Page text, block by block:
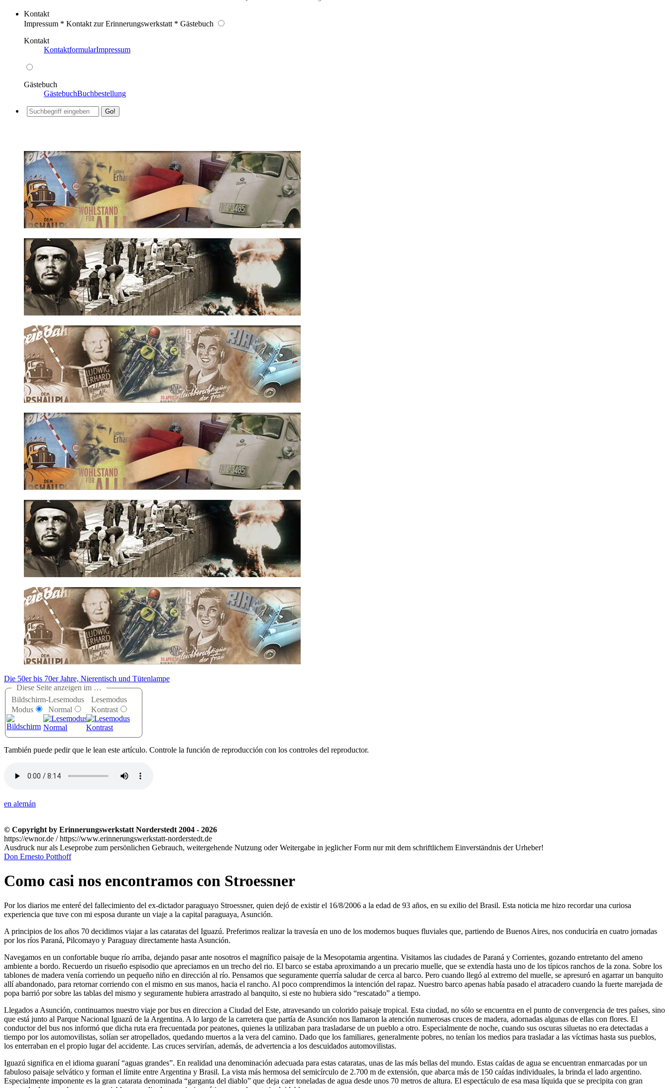
Kontakt
Impressum * Kontakt zur Erinnerungswerkstatt * Gästebuch
Kontakt
KontaktformularImpressum
Gästebuch
GästebuchBuchbestellung
Die 50er bis 70er Jahre, Nierentisch und Tütenlampe
Diese Seite anzeigen im …
Bildschirm-
Modus
Lesemodus
Normal
Lesemodus
Kontrast
También puede pedir que le lean este artículo. Controle la función de reproducción con los controles del reproductor.
en alemán
© Copyright by Erinnerungswerkstatt Norderstedt 2004 - 2026
https://ewnor.de / https://www.erinnerungswerkstatt-norderstedt.de
Ausdruck nur als Leseprobe zum persönlichen Gebrauch, weitergehende Nutzung oder Weitergabe in jeglicher Form nur mit dem schriftlichem Einverständnis der Urheber!
Don Ernesto Potthoff
Como casi nos encontramos con Stroessner
Por los diarios me enteré del fallecimiento del ex-dictador paraguayo Stroessner, quien dejó de existir el 16/8/2006 a la edad de 93 años, en su exilio del Brasil. Esta noticia me hizo recordar una curiosa
experiencia que tuve con mi esposa durante un viaje a la capital paraguaya, Asunción.
A principios de los años 70 decidimos viajar a las cataratas del Iguazú. Preferimos realizar la travesía en uno de los modernos buques fluviales que, partiendo de Buenos Aires, nos conduciría en cuatro jornadas
por los ríos Paraná, Pilcomayo y Paraguay directamente hasta Asunción.
Navegamos en un confortable buque río arriba, dejando pasar ante nosotros el magnífico paisaje de la Mesopotamia argentina. Visitamos las ciudades de Paraná y Corrientes, gozando entretanto del ameno
ambiente a bordo. Recuerdo un risueño espisodio que apreciamos en un trecho del rio. El barco se estaba aproximando a un precario muelle, que se extendía hasta uno de los típicos ranchos de la zona. Sobre los
tablones de madera venía corriendo un pequeño niño en dirección al río. Pensamos que seguramente querría saludar de cerca al barco. Pero cuando llegó al extremo del muelle, se apresuró en agarrar un banquito
allí abandonado, para retornar corriendo con el mismo en sus manos, hacia el rancho. Al poco comprendimos la intención del rapaz. Nuestro barco apenas había pasado el atracadero cuando la fuerte marejada de
popa barrió por sobre las tablas del mismo y seguramente hubiera arrastrado al banquito, si este no hubiera sido
rescatado
a tiempo.
Llegados a Asunción, continuamos nuestro viaje por bus en direccion a Ciudad del Este, atravesando un colorido paisaje tropical. Esta ciudad, no sólo se encuentra en el punto de convergencia de tres países, sino
que está junto al Parque Nacional Iguazú de la Argentina. A lo largo de la carretera que partía de Asunción nos llamaron la atención numerosas cruces de madera, adornadas algunas de ellas con flores. El
conductor del bus nos informó que dicha ruta era frecuentada por peatones, quienes la utilizaban para trasladarse de un pueblo a otro. Especialmente de noche, cuando sus oscuras siluetas no era detectadas a
tiempo por los automovilistas, solían ser atropellados, quedando muertos a la vera del camino. Dado que los familiares, generalmente pobres, no tenían los medios para trasladar a las víctimas hasta sus pueblos,
los enterraban en el propio lugar del accidente. Las cruces servirían, además, de advertencia a los descuidados automovilistas.
Iguazú significa en el idioma guaraní aguas grandes . En realidad una denominación adecuada para estas cataratas, unas de las más bellas del mundo. Estas caídas de agua se encuentran enmarcadas por un
fabuloso paisaje selvático y forman el límite entre Argentina y Brasil. La vista más hermosa del semicírculo de 2.700 m de extensión, que abarca más de 150 caídas individuales, la brinda el lado argentino.
Especialmente imponente es la gran catarata denominada
garganta del diablo
que deja caer toneladas de agua desde unos 70 metros de altura. El espectáculo de esa masa líquida que se precipita con gran